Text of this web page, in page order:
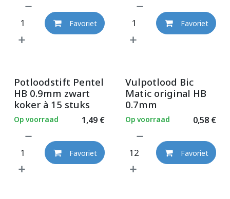
Favoriet Favoriet
Potloodstift Pentel
HB 0.9mm zwart
koker à 15 stuks
1,49€
Op voorraad
Favoriet
Vulpotlood Bic
Matic original HB
0.7mm
0,58€
Op voorraad
Favoriet